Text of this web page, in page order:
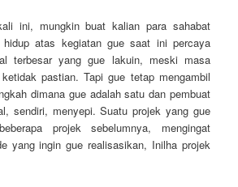
ini, mungkin buat kalian para sahabat
atas kegiatan gue saat ini percaya
terbesar yang gue lakuin, meski masa
pastian. Tapi gue tetap mengambil
dimana gue adalah satu dan pembuat
sendiri, menyepi. Suatu projek yang gue
projek sebelumnya, mengingat
yang ingin gue realisasikan, Inilha projek